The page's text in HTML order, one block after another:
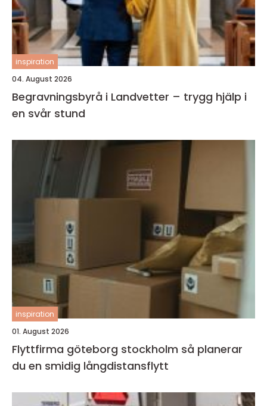
inspiration
04. August 2026
Begravningsbyrå i Landvetter – trygg hjälp i
en svår stund
inspiration
01. August 2026
Flyttfirma göteborg stockholm så planerar
du en smidig långdistansflytt